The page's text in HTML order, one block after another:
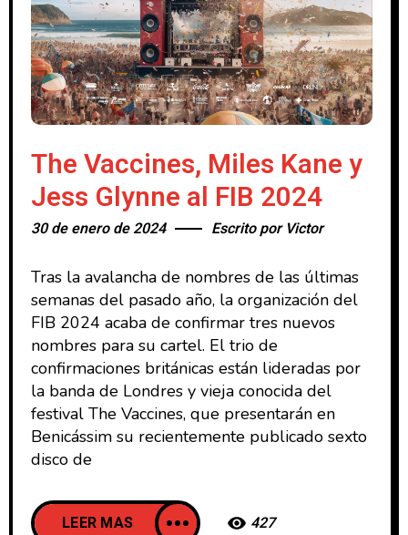
The Vaccines, Miles Kane y
Jess Glynne al FIB 2024
30 de enero de 2024 Escrito por Victor
Tras la avalancha de nombres de las últimas
semanas del pasado año, la organización del
FIB 2024 acaba de confirmar tres nuevos
nombres para su cartel. El trio de
confirmaciones británicas están lideradas por
la banda de Londres y vieja conocida del
festival The Vaccines, que presentarán en
Benicássim su recientemente publicado sexto
disco de
LEER MAS 427